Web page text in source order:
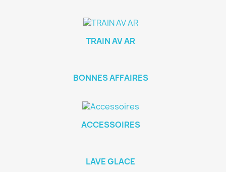
TRAIN AV AR
BONNES AFFAIRES
ACCESSOIRES
LAVE GLACE